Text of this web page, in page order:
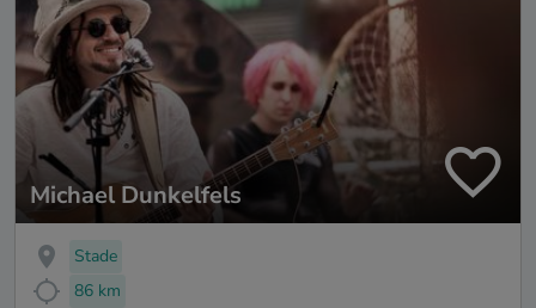
Michael Dunkelfels
Stade
86 km